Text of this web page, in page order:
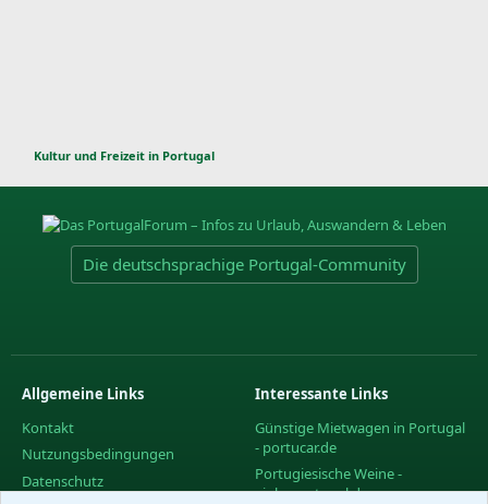
Kultur und Freizeit in Portugal
Die deutschsprachige Portugal-Community
Allgemeine Links
Kontakt
Nutzungsbedingungen
Datenschutz
Interessante Links
Günstige Mietwagen in Portugal
- portucar.de
Portugiesische Weine -
vinhoportugal.de